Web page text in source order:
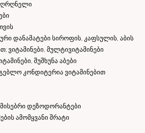
დანამატები სიროფის, კაფსულის, აბის
ვიტამინები, მულტივიტამინები
შუშხუნა აბები
კონდიტერია ვიტამინებით
დეზოდორანტები
ამომყვანი შრატი